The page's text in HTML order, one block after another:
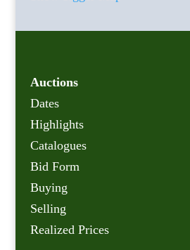
Auctions
Dates
Highlights
Catalogues
Bid Form
Buying
Selling
Realized Prices